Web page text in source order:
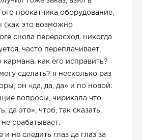
прокатчика оборудование,
(как это возможно
снова перерасход. никогда
часто переплачивает,
кармана. как его исправить?
сделать? я несколько раз
он «да, да, да» и по новой.
вопросы, чирикала что
да это», чтоб, так сказать,
не срабатывает.
не следить глаз да глаз за